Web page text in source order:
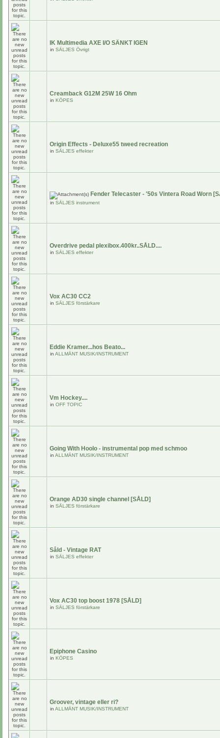
IK Multimedia AXE I/O SÄNKT IGEN
in SÄLJES Övrigt
Creamback G12M 25W 16 Ohm
in KÖPES
Origin Effects - Deluxe55 tweed recreation
in SÄLJES effekter
Fender Telecaster - '50s Vintera Road Worn
in SÄLJES instrument
Overdrive pedal plexibox.400kr..SÅLD....
in SÄLJES effekter
Vox AC30 CC2
in SÄLJES förstärkare
Eddie Kramer...hos Beato...
in ALLMÄNT MUSIK/INSTRUMENT
Vm Hockey....
in OFF TOPIC
Going With Hoolo - instrumental pop med schmoo
in ALLMÄNT MUSIK/INSTRUMENT
Orange AD30 single channel [SÅLD]
in SÄLJES förstärkare
Såld - Vintage RAT
in SÄLJES effekter
Vox AC30 top boost 1978 [SÅLD]
in SÄLJES förstärkare
Epiphone Casino
in KÖPES
Groover, vintage eller ri?
in ALLMÄNT MUSIK/INSTRUMENT